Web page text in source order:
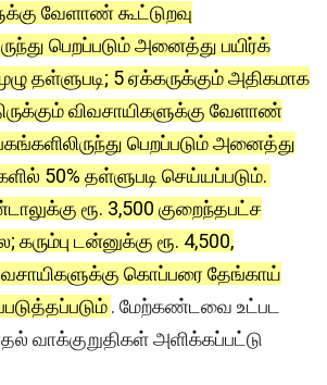
வேளாண் கூட்டுறவு
பெறப்படும் அனைத்து பயிர்க்
தள்ளுபடி; 5 ஏக்கருக்கும் அதிகமாக
விவசாயிகளுக்கு வேளாண்
பெறப்படும் அனைத்து
50% தள்ளுபடி செய்யப்படும்.
ரூ. 3,500 குறைந்தபட்ச
கரும்பு டன்னுக்கு ரூ. 4,500,
கொப்பரை தேங்காய்
. மேற்கண்டவை உட்பட
வாக்குறுதிகள் அளிக்கப்பட்டு